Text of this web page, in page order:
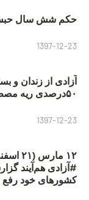
حکم شش سال
1397-12-23
آزادی از زندان و
۵۰درصدی ریه مصطفی دانشجو
1397-12-23
۱۲
کشورهای خود